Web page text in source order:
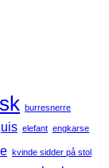
burresnerre
elefant engkarse
kvinde sidder på stol